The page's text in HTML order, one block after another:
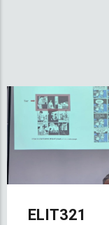
ELIT321